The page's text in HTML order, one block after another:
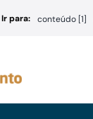
Ir para: conteúdo [1]